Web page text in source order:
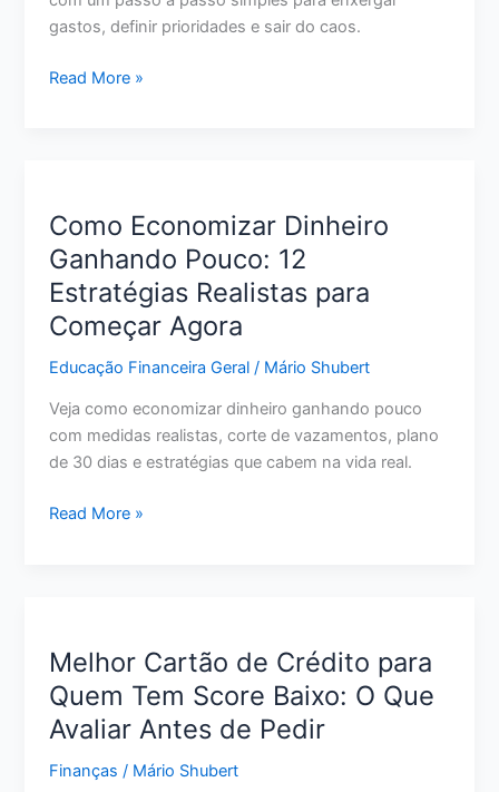
gastos, definir prioridades e sair do caos.
Como
Zero:
Passo
a
Passo
Sair
Caos
Read More »
Como Economizar Dinheiro
Ganhando Pouco: 12
Estratégias Realistas para
Começar Agora
Educação Financeira Geral / Mário Shubert
Veja como economizar dinheiro ganhando pouco
com medidas realistas, corte de vazamentos, plano
de 30 dias e estratégias que cabem na vida real.
Como
Estratégias
Realistas
para
Agora
Read More »
Melhor Cartão de Crédito para
Quem Tem Score Baixo: O Que
Avaliar Antes de Pedir
Finanças / Mário Shubert